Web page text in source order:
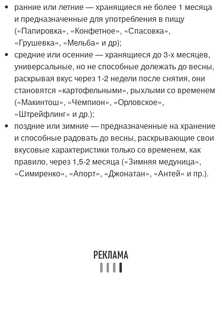
ранние или летние — хранящиеся не более 1 месяца
и предназначенные для употребления в пищу
(«Папировка», «Конфетное», «Спасовка»,
«Грушевка», «Мельба» и др);
средние или осенние — хранящиеся до 3-х месяцев,
универсальные, но не способные долежать до весны,
раскрывая вкус через 1-2 недели после снятия, они
становятся «картофельными», рыхлыми со временем
(«Макинтош», «Чемпион», «Орловское»,
«Штрейфлинг» и др.);
поздние или зимние — предназначенные на хранение
и способные радовать до весны, раскрывающие свои
вкусовые характеристики только со временем, как
правило, через 1,5-2 месяца («Зимняя медуница»,
«Симиренко», «Апорт», «Джонатан», «Антей» и пр.).